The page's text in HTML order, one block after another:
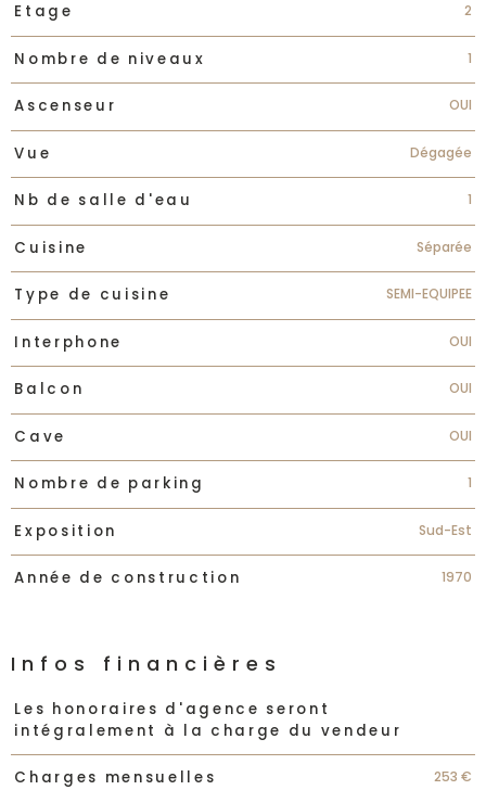
Etage 2
Nombre de niveaux 1
Ascenseur OUI
Vue Dégagée
Nb de salle d'eau 1
Cuisine Séparée
Type de cuisine SEMI-EQUIPEE
Interphone OUI
Balcon OUI
Cave OUI
Nombre de parking 1
Exposition Sud-Est
Année de construction 1970
Infos financières
Caractéristiques Valeurs
Les honoraires d'agence seront
intégralement à la charge du vendeur
Charges mensuelles 253 €